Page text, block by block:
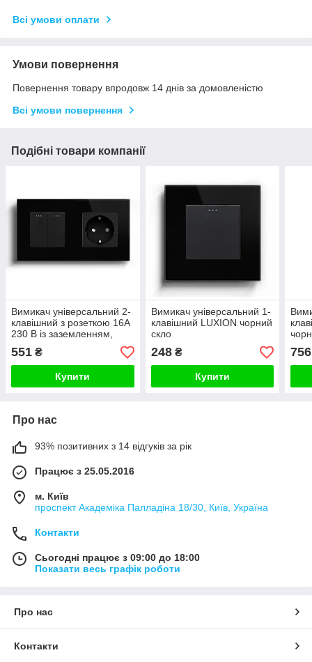
Всі умови оплати
Умови повернення
Повернення товару впродовж 14 днів за домовленістю
Всі умови повернення
Подібні товари компанії
Вимикач універсальний 2-
клавішний з розеткою 16А
230 В із заземленням,
захисні шторки LUXION
чорний скло
551 ₴
Купити
Вимикач універсальний 1-
клавішний LUXION чорний
скло
248₴
Купити
756
Про нас
93% позитивних з 14 відгуків за рік
Працює з 25.05.2016
м. Київ
проспект Академіка Палладіна 18/30, Київ, Україна
Контакти
Сьогодні працює з 09:00 до 18:00
Показати весь графік роботи
Про нас
Контакти